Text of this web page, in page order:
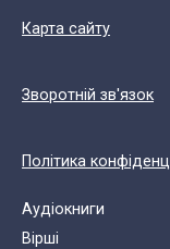
Карта сайту
Зворотній зв'язок
Політика
Аудіокниги
Вірші